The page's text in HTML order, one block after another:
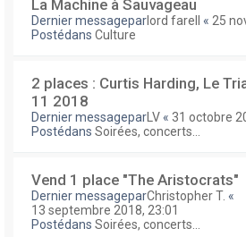
La Machine à Sauvageau
Dernier messageparlord farell « 25
Postédans Culture
2 places : Curtis Harding, Le
11 2018
Dernier messagepar LV « 31 octobre
Postédans Soirées, concerts...
Vend 1 place "The Aristocrats"
Dernier messageparChristopher T. «
13 septembre 2018, 23:01
Postédans Soirées, concerts...